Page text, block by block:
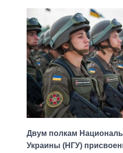
Двум полкам
Украины (НГУ)